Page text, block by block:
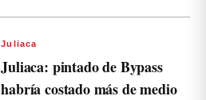
Juliaca
Juliaca: pintado de Bypass
habría costado más de medio